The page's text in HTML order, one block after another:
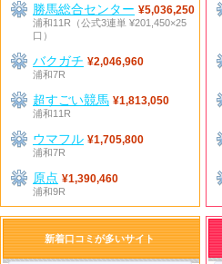
勝馬総合センター ¥5,036,250
浦和11R（公式3連単 ¥201,450×25
口）
バクガチ ¥2,046,960
浦和7R
超すごい競馬 ¥1,813,050
浦和11R
ウマフル ¥1,705,800
浦和7R
原点 ¥1,390,460
浦和9R
新着口コミが多いサイト